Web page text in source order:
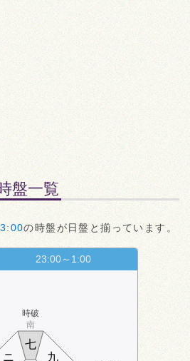
盤一覧
の時盤が日盤と揃っています。
23:00～1:00
時破
南
九
ニ
七